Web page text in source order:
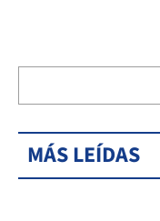
MÁS LEÍDAS